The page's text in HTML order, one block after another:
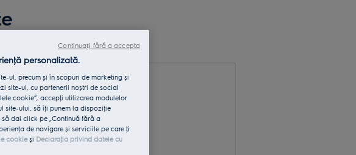
Introdu e-mail
personalizată.
ul, precum și în scopuri de marketing și
site-ul, cu partenerii noștri de social
cookie”, accepţi utilizarea modulelor
site-ului, să îţi punem la dispoziţie
dai click pe „Continuă fără a
de navigare și serviciile pe care ţi
cookieși Declaraţia privind datele cu
Continuați fără a accepta